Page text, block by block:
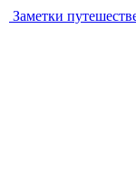
Заметки